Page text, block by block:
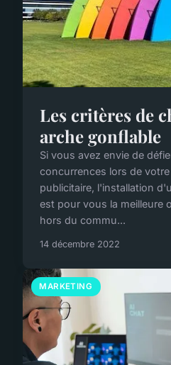
Les critères de
arche gonflable
Si vous avez envie de
concurrences lors de
publicitaire, l'installation
est pour vous la meilleure
hors du commu...
14 décembre 2022
MARKETING